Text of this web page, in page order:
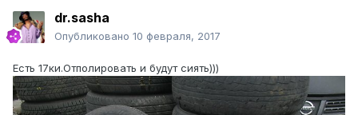
dr.sasha
Опубликовано 10 февраля, 2017
Есть 17ки.Отполировать и будут сиять)))